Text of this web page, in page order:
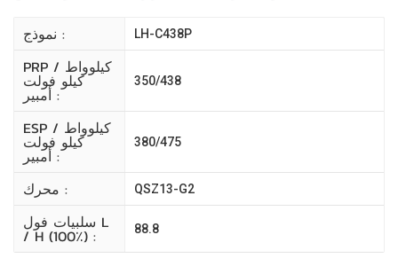
نموذج : LH-C438P
PRP كيلوواط /
كيلو فولت
أمبير :
350/438
ESP كيلوواط /
كيلو فولت
أمبير :
380/475
محرك : QSZ13-G2
سلبيات فول L
/ H (100٪) : 88.8